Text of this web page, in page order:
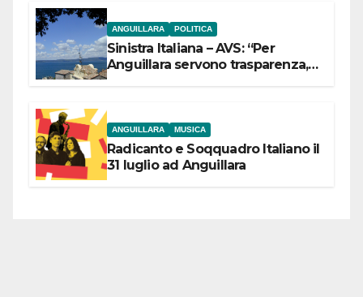
ANGUILLARA POLITICA
Sinistra Italiana – AVS: “Per
Anguillara servono trasparenza,
ANGUILLARA MUSICA
Radicanto e Soqquadro Italiano il
31 luglio ad Anguillara